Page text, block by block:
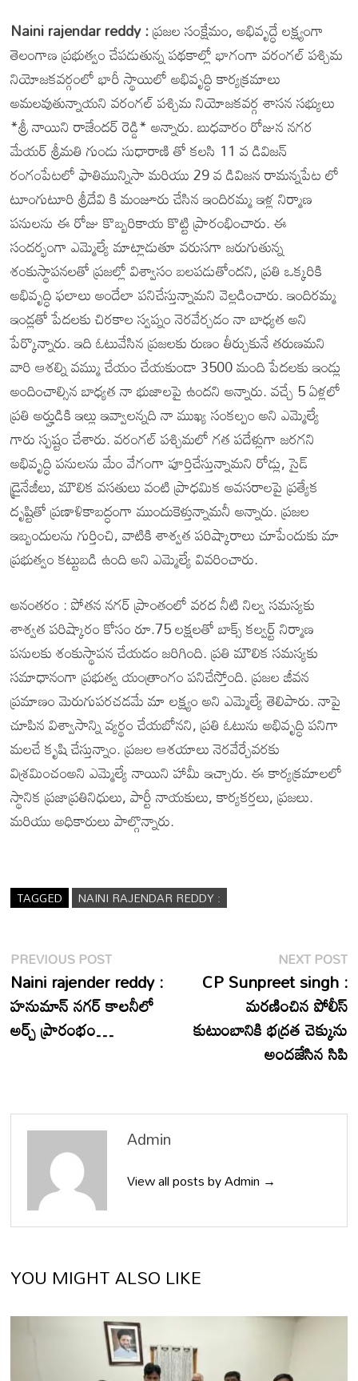
Naini rajendar reddy :ప్రజల సంక్షేమం, అభివృద్ధే లక్ష్యంగా
తెలంగాణ ప్రభుత్వం చేపడుతున్న పథకాల్లో భాగంగా వరంగల్ పశ్చిమ
నియోజకవర్గంలో భారీ స్థాయిలో అభివృద్ధి కార్యక్రమాలు
అమలవుతున్నాయని వరంగల్ పశ్చిమ నియోజకవర్గ శాసన సభ్యులు
*శ్రీ నాయిని రాజేందర్ రెడ్డి* అన్నారు. బుధవారం రోజున నగర
మేయర్ శ్రీమతి గుండు సుధారాణి తో కలసి 11 వ డివిజన్
రంగంపేటలో ఫాతిమున్నిసా మరియు 29 వ డివిజన రామన్నపేట లో
టూంగుటూరి శ్రీదేవి కి మంజూరు చేసిన ఇందిరమ్మ ఇళ్ల నిర్మాణ
పనులను ఈ రోజు కొబ్బరికాయ కొట్టి ప్రారంభించారు. ఈ
సందర్భంగా ఎమ్మెల్యే మాట్లాడుతూ వరుసగా జరుగుతున్న
శంకుస్థాపనలతో ప్రజల్లో విశ్వాసం బలపడుతోందని, ప్రతి ఒక్కరికి
అభివృద్ధి ఫలాలు అందేలా పనిచేస్తున్నామని వెల్లడించారు. ఇందిరమ్మ
ఇండ్లతో పేదలకు చిరకాల స్వప్నం నెరవేర్చడం నా బాధ్యత అని
పేర్కొన్నారు. ఇది ఓటువేసిన ప్రజలకు రుణం తీర్చుకునే తరుణమని
వారి ఆశల్ని వమ్ము చేయం చేయకుండా 3500 మంది పేదలకు ఇండ్లు
అందించాల్సిన బాధ్యత నా భుజాలపై ఉందని అన్నారు. వచ్చే 5 ఏళ్లలో
ప్రతి అర్హుడికి ఇల్లు ఇవ్వాలన్నది నా ముఖ్య సంకల్పం అని ఎమ్మెల్యే
గారు స్పష్టం చేశారు. వరంగల్ పశ్చిమలో గత పదేళ్లుగా జరగని
అభివృద్ధి పనులను మేం వేగంగా పూర్తిచేస్తున్నామని రోడ్లు, సైడ్
డ్రైనేజీలు, మౌలిక వసతులు వంటి ప్రాధమిక అవసరాలపై ప్రత్యేక
దృష్టితో ప్రణాళికాబద్ధంగా ముందుకెళ్తున్నామనీ అన్నారు. ప్రజల
ఇబ్బందులను గుర్తించి, వాటికి శాశ్వత పరిష్కారాలు చూపేందుకు మా
ప్రభుత్వం కట్టుబడి ఉంది అని ఎమ్మెల్యే వివరించారు.
అనంతరం : పోతన నగర్ ప్రాంతంలో వరద నీటి నిల్వ సమస్యకు
శాశ్వత పరిష్కారం కోసం రూ.75 లక్షలతో బాక్స్ కల్వర్ట్ నిర్మాణ
పనులకు శంకుస్థాపన చేయడం జరిగింది. ప్రతి మౌలిక సమస్యకు
సమాధానంగా ప్రభుత్వ యంత్రాంగం పనిచేస్తోంది. ప్రజల జీవన
ప్రమాణం మెరుగుపరచడమే మా లక్ష్యం అని ఎమ్మెల్యే తెలిపారు. నాపై
చూపిన విశ్వాసాన్ని వ్యర్థం చేయబోనని, ప్రతి ఓటును అభివృద్ధి పనిగా
మలచే కృషి చేస్తున్నాం. ప్రజల ఆశయాలు నెరవేర్చేవరకు
విశ్రమించంఅని ఎమ్మెల్యే నాయిని హామీ ఇచ్చారు. ఈ కార్యక్రమాలలో
స్థానిక ప్రజాప్రతినిధులు, పార్టీ నాయకులు, కార్యకర్తలు, ప్రజలు.
మరియు అధికారులు పాల్గొన్నారు.
TAGGED NAINI RAJENDAR REDDY :
Post
navigation
PREVIOUS POSTPrevious
post:
Naini rajender reddy :
హనుమాన్ నగర్ కాలనీలో
అర్చ్ ప్రారంభం…
NEXT POST
CP Sunpreet singh :
మరణించిన పోలీస్
కుటుంబానికి భద్రత చెక్కును
అందజేసిన సిపి
Admin
View all posts by Admin →
YOU MIGHT ALSO LIKE